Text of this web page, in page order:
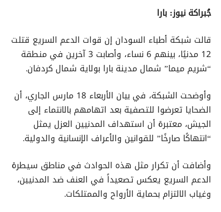
جُبراكة نيوز: بارا
قالت شبكة أطباء السودان إن قوات الدعم السريع قتلت
12 مدنيًا، بينهم 6 نساء، وأصابت 3 آخرين في منطقة
“شريم ميما” شمال مدينة بارا بولاية شمال كردفان.
وأوضحت الشبكة، في بيان الأربعاء 18 مارس الجاري، أن
الضحايا تعرضوا للتصفية بعد اتهامهم بالانتماء إلى
الجيش، معتبرة أن استهداف المدنيين العزل يمثل
“انتهاكًا صارخًا” للقوانين والأعراف الإنسانية والدولية.
وأضافت أن تكرار مثل هذه الحوادث في مناطق سيطرة
الدعم السريع يعكس تصعيداً في العنف ضد المدنيين،
وغياب الالتزام بحماية الأرواح والممتلكات.